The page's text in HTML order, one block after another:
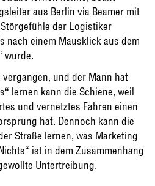
aus Berlin via Beamer mit
der Logistiker
nach einem Mausklick aus dem
wurde.
und der Mann hat
lernen kann die Schiene, weil
und vernetztes Fahren einen
hat. Dennoch kann die
Straße ler­nen, was Marketing
ist in dem Zusammenhang
Untertreibung.